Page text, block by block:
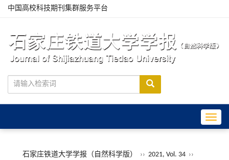
中国高校科技期刊集群服务平台
石家庄铁道大学学报（自然科学版） ›› 2021, Vol. 34 ››